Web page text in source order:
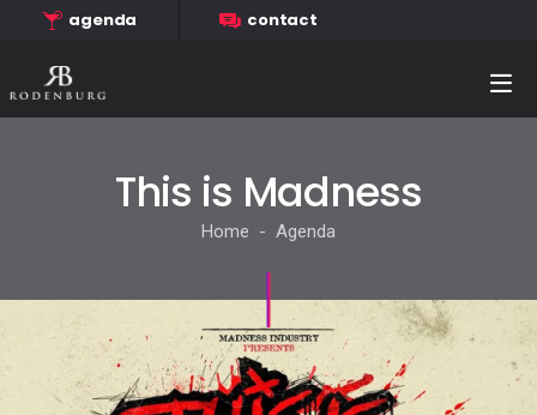
agenda contact
This is Madness
Home - Agenda